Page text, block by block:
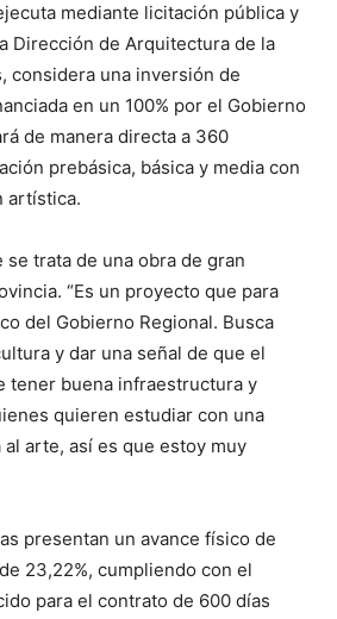
mediante licitación pública y
Dirección de Arquitectura de la
considera una inversión de
en un 100% por el Gobierno
de manera directa a 360
prebásica, básica y media con
artística.
se trata de una obra de gran
“Es un proyecto que para
del Gobierno Regional. Busca
y dar una señal de que el
tener buena infraestructura y
quieren estudiar con una
arte, así es que estoy muy
presentan un avance físico de
23,22%, cumpliendo con el
para el contrato de 600 días